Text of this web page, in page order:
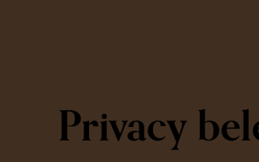
Privacy